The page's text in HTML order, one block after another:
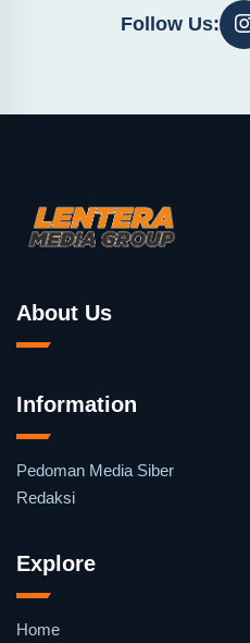
Follow Us:
About Us
Information
Pedoman Media Siber
Redaksi
Explore
Home